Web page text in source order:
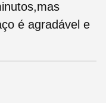
é agradável e